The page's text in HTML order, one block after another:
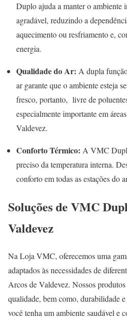
Duplo ajuda a manter o ambiente
agradável, reduzindo a
aquecimento ou resfriamento e,
energia.
Qualidade do Ar: A dupla
ar garante que o ambiente esteja
fresco, portanto, livre de
especialmente importante em
Valdevez.
Conforto Térmico: A VMC
preciso da temperatura interna.
conforto em todas as estações do
Soluções de VMC
Valdevez
Na Loja VMC, oferecemos uma
adaptados às necessidades de
Arcos de Valdevez. Nossos
qualidade, bem como, durabilidade
você tenha um ambiente saudável e